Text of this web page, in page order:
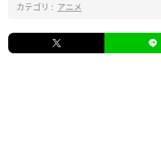
カテゴリ : アニメ